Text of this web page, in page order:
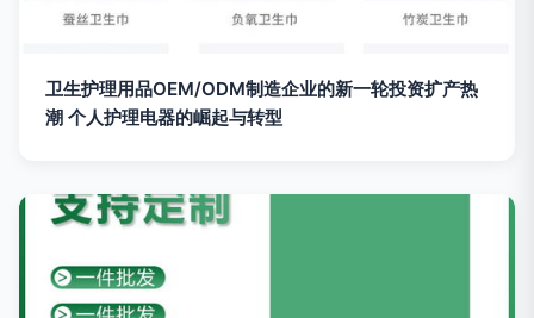
卫生护理用品OEM/ODM制造企业的新一轮投资扩产热
潮 个人护理电器的崛起与转型